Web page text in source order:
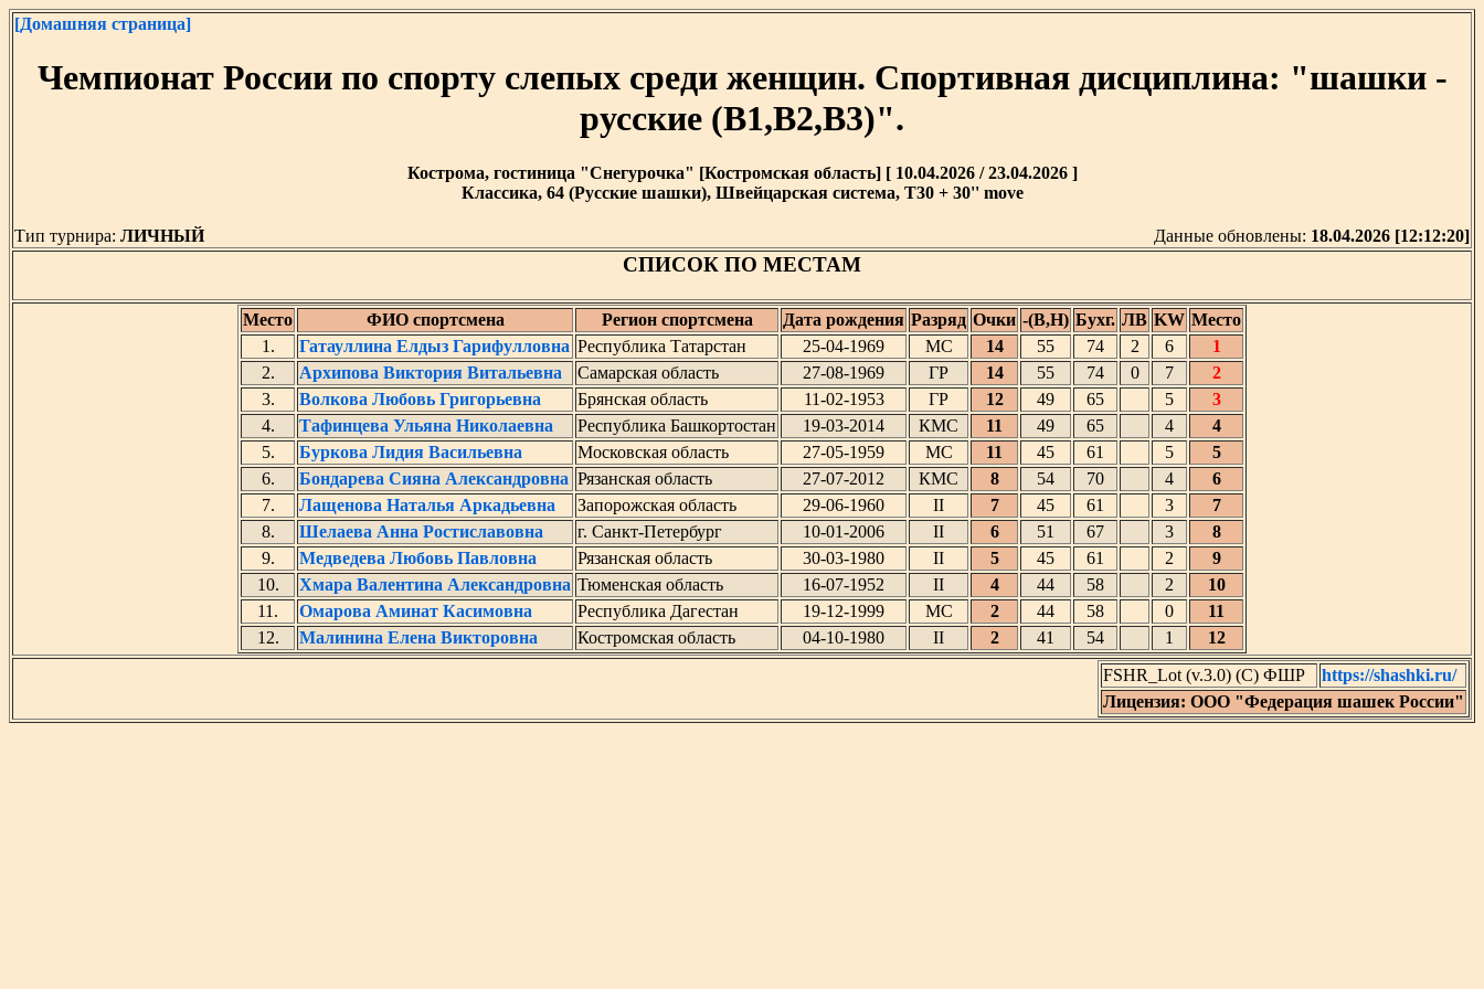
[Домашняя страница]
Чемпионат России по спорту слепых среди женщин. Спортивная дисциплина: "шашки -
русские (В1,В2,В3)".
Кострома, гостиница "Снегурочка" [Костромская область] [ 10.04.2026 / 23.04.2026 ]
Классика, 64 (Русские шашки), Швейцарская система, T30 + 30'' move
Тип турнира: ЛИЧНЫЙ Данные обновлены: 18.04.2026 [12:12:20]
СПИСОК ПО МЕСТАМ
Место ФИО спортсмена Регион спортсмена Дата рождения Разряд Очки -(В,Н) Бухг. ЛВ KW Место
1.
Гатауллина Елдыз Гарифулловна Республика Татарстан 25-04-1969 МС 14 55 74 2 6
1
2.
Архипова Виктория Витальевна Самарская область 27-08-1969 ГР 14 55 74 0 7
2
3.
Волкова Любовь Григорьевна Брянская область 11-02-1953 ГР 12 49 65 5
3
4.
Тафинцева Ульяна Николаевна Республика Башкортостан 19-03-2014 КМС 11 49 65 4
4
5.
Буркова Лидия Васильевна Московская область 27-05-1959 МС 11 45 61 5
5
6.
Бондарева Сияна Александровна Рязанская область 27-07-2012 КМС 8 54 70 4
6
7.
Лащенова Наталья Аркадьевна Запорожская область 29-06-1960 II 7 45 61 3
7
8.
Шелаева Анна Ростиславовна г. Санкт-Петербург 10-01-2006 II 6 51 67 3
8
9.
Медведева Любовь Павловна Рязанская область 30-03-1980 II 5 45 61 2
9
10.
Хмара Валентина Александровна Тюменская область 16-07-1952 II 4 44 58 2
10
11.
Омарова Аминат Касимовна Республика Дагестан 19-12-1999 МС 2 44 58 0
11
12.
Малинина Елена Викторовна Костромская область 04-10-1980 II 2 41 54 1
12
FSHR_Lot (v.3.0) (C) ФШР
https://shashki.ru/
Лицензия: ООО "Федерация шашек России"